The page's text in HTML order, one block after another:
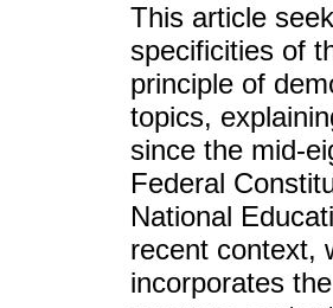
This article
specificities of
principle of
topics,
since the mid-
Federal
National
recent context,
incorporates